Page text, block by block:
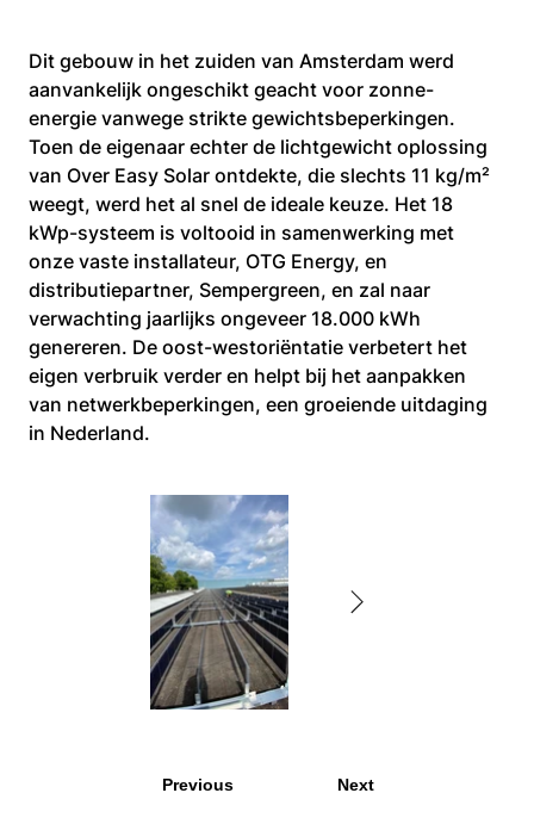
Previous Next
Dit gebouw in het zuiden van Amsterdam werd
aanvankelijk ongeschikt geacht voor zonne-
energie vanwege strikte gewichtsbeperkingen.
Toen de eigenaar echter de lichtgewicht oplossing
van Over Easy Solar ontdekte, die slechts 11 kg/m²
weegt, werd het al snel de ideale keuze. Het 18
kWp-systeem is voltooid in samenwerking met
onze vaste installateur, OTG Energy, en
distributiepartner, Sempergreen, en zal naar
verwachting jaarlijks ongeveer 18.000 kWh
genereren. De oost-westoriëntatie verbetert het
eigen verbruik verder en helpt bij het aanpakken
van netwerkbeperkingen, een groeiende uitdaging
in Nederland.